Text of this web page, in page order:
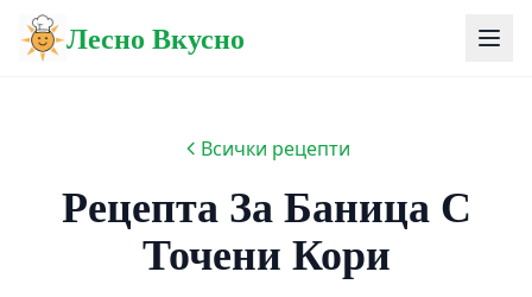
Лесно Вкусно
Всички рецепти
Рецепта За Баница С
Точени Кори